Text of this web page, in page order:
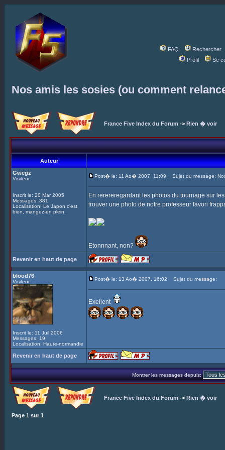
FAQ
Rechercher
Profil
Se
Nos amis les sosies (ou comment
France Five Index du Forum -> Rien � voir
Auteur
Gwegz
Visiteur
Inscrit le: 20 Mar 2005
Messages: 381
Localisation: Le Japon c'est
bien, mangez-en plein.
Post� le: 11 Ao� 2007, 11:09 Sujet du message:
En rerereregardant les photos du tournage sur
trouver une photo de notre professeur favori
Etonnnant, non?
Revenir en haut de page
blood76
Visiteur
Inscrit le: 11 Juil 2006
Messages: 19
Localisation: Haute-normandie
Post� le: 13 Ao� 2007, 16:02 Sujet du message:
Exellent
Revenir en haut de page
Montrer les messages depuis:
France Five Index du Forum -> Rien � voir
Page 1 sur 1